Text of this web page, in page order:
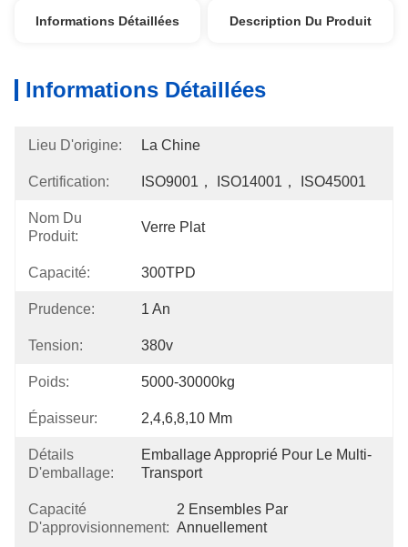
Informations Détaillées Description Du Produit
Informations Détaillées
Lieu D'origine: La Chine
Certification: ISO9001， ISO14001， ISO45001
Nom Du
Produit:
Verre Plat
Capacité: 300TPD
Prudence: 1 An
Tension: 380v
Poids: 5000-30000kg
Épaisseur: 2,4,6,8,10 Mm
Détails
D'emballage:
Emballage Approprié Pour Le Multi-
Transport
Capacité
D'approvisionnement:
2 Ensembles Par
Annuellement